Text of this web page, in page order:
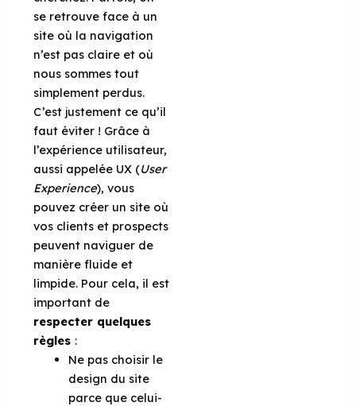
se retrouve face à un
site où la navigation
n’est pas claire et où
nous sommes tout
simplement perdus.
C’est justement ce qu’il
faut éviter ! Grâce à
l’expérience utilisateur,
aussi appelée UX (User
Experience), vous
pouvez créer un site où
vos clients et prospects
peuvent naviguer de
manière fluide et
limpide. Pour cela, il est
important de
respecter quelques
règles :
Ne pas choisir le
design du site
parce que celui-